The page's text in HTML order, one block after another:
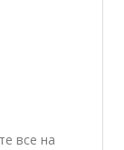
все на